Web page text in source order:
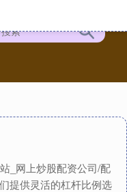
_网上炒股配资公司/配
提供灵活的杠杆比例选